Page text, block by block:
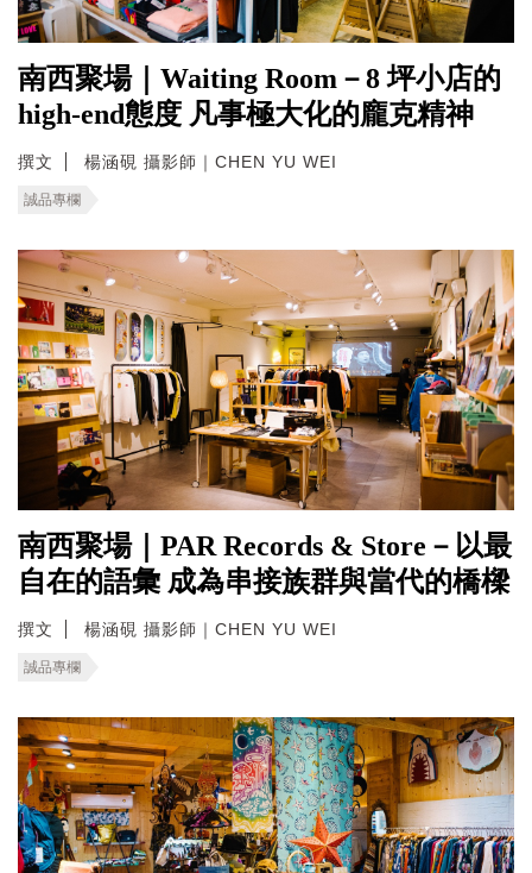
南西聚場｜Waiting Room－8 坪小店的
high-end態度 凡事極大化的龐克精神
撰文 楊涵硯 攝影師｜CHEN YU WEI
誠品專欄
南西聚場｜PAR Records & Store－以最
自在的語彙 成為串接族群與當代的橋樑
撰文 楊涵硯 攝影師｜CHEN YU WEI
誠品專欄